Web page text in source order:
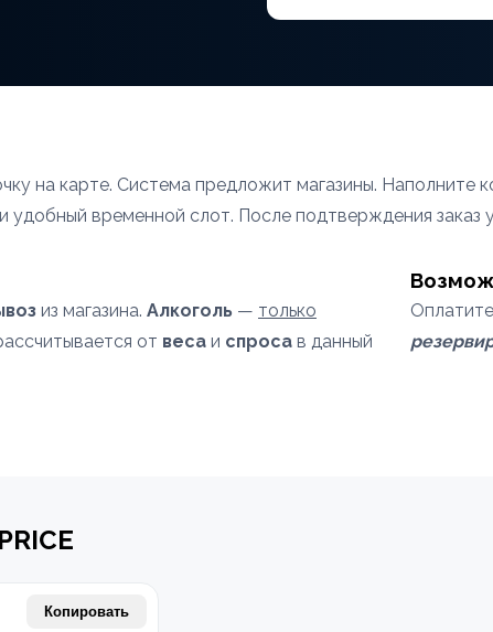
на карте. Система предложит магазины.
удобный временной слот. После подтверждения заказ
из магазина. Алкоголь — только
от веса и спроса в данный
Оплатите
Копировать